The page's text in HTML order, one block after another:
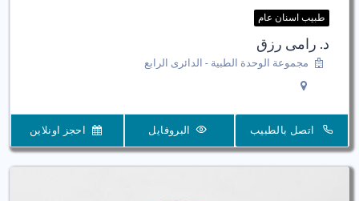
طبيب اسنان عام
د. رامى رزق
مجموعة الوحدة الطبية - الدائرى الرابع
اتصل بالطبيب البروفايل احجز اونلاين